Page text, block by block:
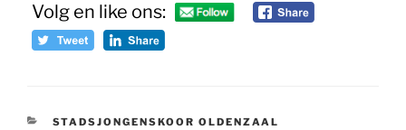
Volg en like ons:
CATEGORIEËN
STADSJONGENSKOOR OLDENZAAL